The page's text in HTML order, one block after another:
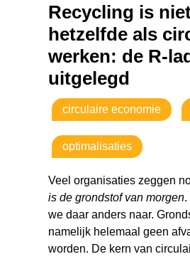
Recycling is
hetzelfde als
werken: de R-
uitgelegd
circulaire economie
optimalisaties
Veel organisaties zeggen
is de grondstof van morgen.
we daar anders naar.
namelijk helemaal geen
worden. De kern van